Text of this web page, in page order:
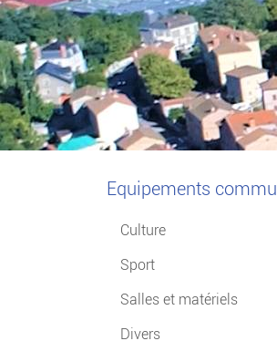
Equipements
Culture
Sport
Salles et matériels
Divers